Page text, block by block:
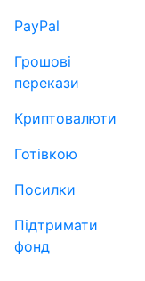
PayPal
Грошові
перекази
Криптовалюти
Готівкою
Посилки
Підтримати
фонд